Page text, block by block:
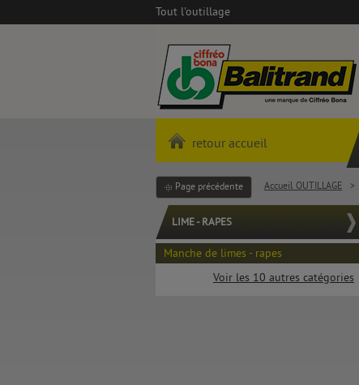
Tout l'outillage
retour accueil
Page précédente Accueil OUTILLAGE >
LIME - RAPES
Manche de limes - rapes
Voir les 10 autres catégories